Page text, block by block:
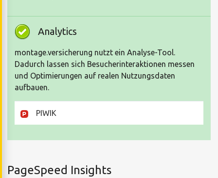
Analytics
montage.versicherung nutzt ein Analyse-Tool.
Dadurch lassen sich Besucherinteraktionen messen
und Optimierungen auf realen Nutzungsdaten
aufbauen.
PIWIK
PageSpeed Insights